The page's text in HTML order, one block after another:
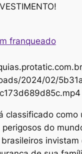
franqueado
2024/02/
classificado como
perigosos do
invistam